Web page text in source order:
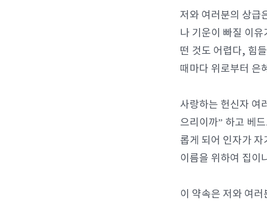
저와 여러분의 상급
나 기운이 빠질 이
떤 것도 어렵다, 힘
때마다 위로부터 은
사랑하는 헌신자 여
으리이까” 하고 베
롭게 되어 인자가
이름을 위하여 집이
이 약속은 저와 여